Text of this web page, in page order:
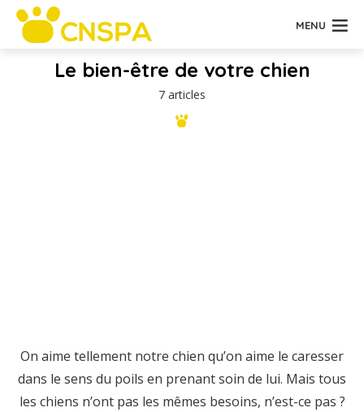
MENU
Le bien-être de votre chien
7 articles
On aime tellement notre chien qu’on aime le caresser
dans le sens du poils en prenant soin de lui. Mais tous
les chiens n’ont pas les mêmes besoins, n’est-ce pas ?